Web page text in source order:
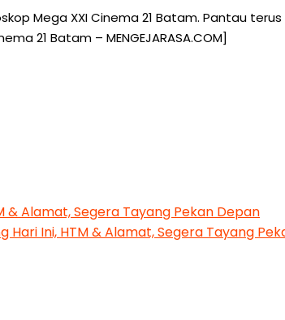
Mega XXI Cinema 21 Batam. Pantau
21 Batam – MENGEJARASA.COM]
& Alamat, Segera Tayang Pekan Depan
Hari Ini, HTM & Alamat, Segera Tayang